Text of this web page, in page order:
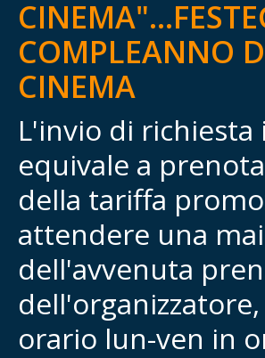
COMPLEANNO
CINEMA
L'invio di
equivale a
della tariffa
attendere una
dell'avvenuta
orario lun-ven in